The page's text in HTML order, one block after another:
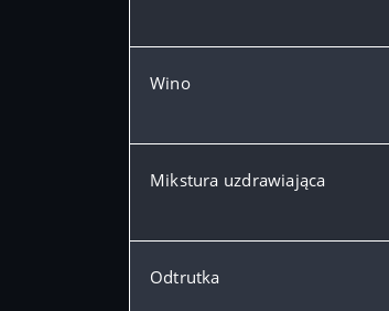
Wino
Mikstura uzdrawiająca
Odtrutka